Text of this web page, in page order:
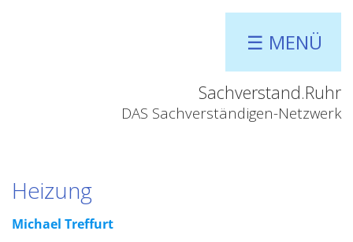
☰ MENÜ
Sachverstand.Ruhr
DAS Sachverständigen-Netzwerk
Heizung
Michael Treffurt